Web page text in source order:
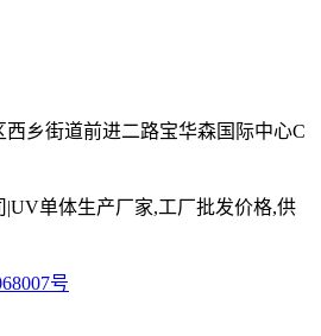
乡街道前进二路宝华森国际中心C
单体生产厂家,工厂批发价格,供
号